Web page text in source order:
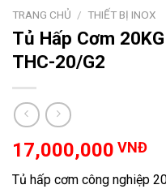
TRANG CHỦ / THIẾT BỊ INOX
Tủ Hấp Cơm
THC-20/G2
17,000,000 VNĐ
Tủ hấp cơm công nghiệp